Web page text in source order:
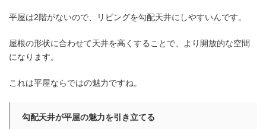
平屋は2階がないので、リビングを勾配天井にしやすいんです。
屋根の形状に合わせて天井を高くすることで、より開放的な空間
になります。
これは平屋ならではの魅力ですね。
勾配天井が平屋の魅力を引き立てる